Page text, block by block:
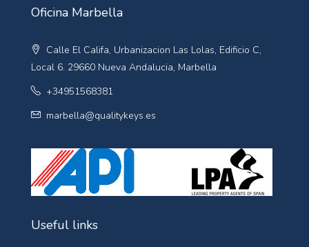
Oficina Marbella
Calle El Califa, Urbanizacion Las Lolas, Edificio C,
Local 6. 29660 Nueva Andalucia, Marbella
+34951568381
marbella@qualitykeys.es
Useful links